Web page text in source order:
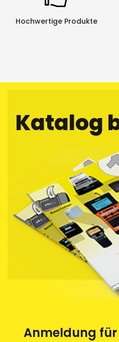
Hochwertige Produkte
Katalog
Anmeldung